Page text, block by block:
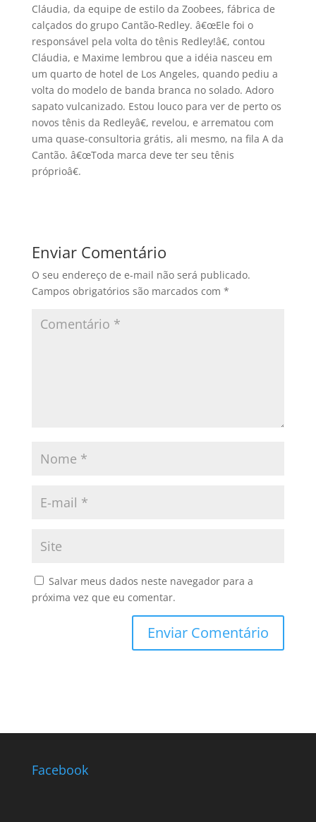
Cláudia, da equipe de estilo da Zoobees, fábrica de
calçados do grupo Cantão-Redley. â€œEle foi o
responsável pela volta do tênis Redley!â€, contou
Cláudia, e Maxime lembrou que a idéia nasceu em
um quarto de hotel de Los Angeles, quando pediu a
volta do modelo de banda branca no solado. Adoro
sapato vulcanizado. Estou louco para ver de perto os
novos tênis da Redleyâ€, revelou, e arrematou com
uma quase-consultoria grátis, ali mesmo, na fila A da
Cantão. â€œToda marca deve ter seu tênis
próprioâ€.
Enviar Comentário
O seu endereço de e-mail não será publicado.
Campos obrigatórios são marcados com *
Salvar meus dados neste navegador para a
próxima vez que eu comentar.
Facebook